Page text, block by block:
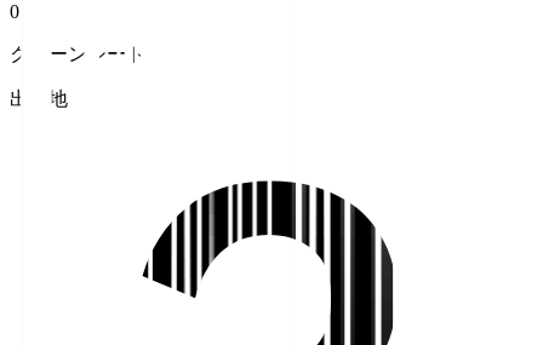
0
クリーンシート
出身地